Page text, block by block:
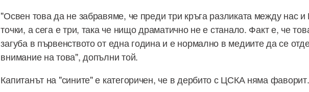
"Освен това да не забравяме, че преди три кръга разликата между нас
точки, а сега е три, така че нищо драматично не е станало. Факт е, че
загуба в първенството от една година и е нормално в медиите да се
внимание на това", допълни той.
Капитанът на "сините" е категоричен, че в дербито с ЦСКА няма фаворит.